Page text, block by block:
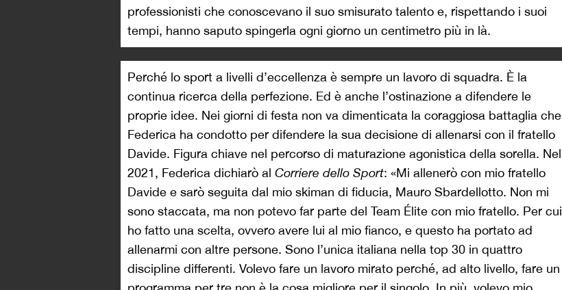
professionisti che conoscevano il suo smisurato talento e, rispettando i suoi
tempi, hanno saputo spingerla ogni giorno un centimetro più in là.
Perché lo sport a livelli d’eccellenza è sempre un lavoro di squadra. È la
continua ricerca della perfezione. Ed è anche l’ostinazione a difendere le
proprie idee. Nei giorni di festa non va dimenticata la coraggiosa battaglia che
Federica ha condotto per difendere la sua decisione di allenarsi con il fratello
Davide. Figura chiave nel percorso di maturazione agonistica della sorella. Nel
2021, Federica dichiarò al Corriere dello Sport: «Mi allenerò con mio fratello
Davide e sarò seguita dal mio skiman di fiducia, Mauro Sbardellotto. Non mi
sono staccata, ma non potevo far parte del Team Élite con mio fratello. Per cui
ho fatto una scelta, ovvero avere lui al mio fianco, e questo ha portato ad
allenarmi con altre persone. Sono l’unica italiana nella top 30 in quattro
discipline differenti. Volevo fare un lavoro mirato perché, ad alto livello, fare un